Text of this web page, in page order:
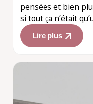
pensées et bien
si tout ça n’était
Lire plus